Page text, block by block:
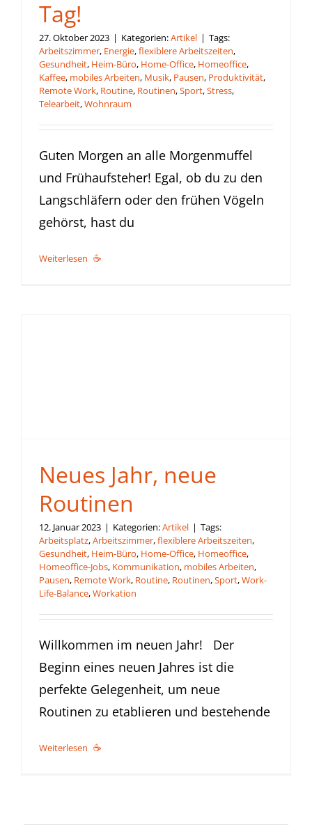
Tag!
27. Oktober 2023 | Kategorien:Artikel | Tags:
Arbeitszimmer, Energie,flexiblere Arbeitszeiten,
Gesundheit, Heim-Büro, Home-Office, Homeoffice,
Kaffee, mobiles Arbeiten, Musik, Pausen, Produktivität,
Remote Work, Routine, Routinen,Sport,Stress,
Telearbeit,Wohnraum
Guten Morgen an alle Morgenmuffel
und Frühaufsteher! Egal, ob du zu den
Langschläfern oder den frühen Vögeln
gehörst, hast du
Weiterlesen
Neues Jahr, neue
Routinen
12. Januar 2023 | Kategorien:Artikel | Tags:
Arbeitsplatz,Arbeitszimmer,flexiblere Arbeitszeiten,
Gesundheit, Heim-Büro, Home-Office, Homeoffice,
Homeoffice-Jobs, Kommunikation, mobiles Arbeiten,
Pausen, Remote Work, Routine, Routinen,Sport,Work-
Life-Balance,Workation
Willkommen im neuen Jahr! Der
Beginn eines neuen Jahres ist die
perfekte Gelegenheit, um neue
Routinen zu etablieren und bestehende
Weiterlesen